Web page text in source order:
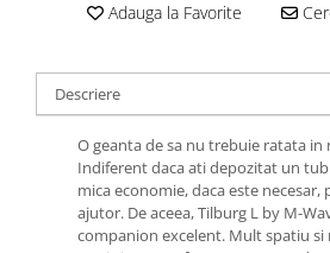
Diverse
Accesorii Remorca
Roti ajutatoare
Scaune pentru Copii
Transport si Depozitare
Roti Spate
Suspensii Spate
Butuci Roata
Pinioane
Schimbator Pinioane
Adauga la Favorite
Descriere
O geanta de sa nu trebuie ratata in
Indiferent daca ati depozitat un tub
mica economie, daca este necesar,
ajutor. De aceea, Tilburg L by M-
companion excelent. Mult spatiu